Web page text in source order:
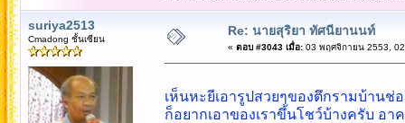
suriya2513
Cmadong ชั้นเซียน
Re: นายสุริยา ทัศนียานนท์
« ตอบ #3043 เมื่อ:03 พฤศจิกายน 2553,
เห็นหะยีเอารูปสวยๆของตึกรามบ้านช่
ก็อยากเอาของเราขึ้นโชว์บ้างครับ อ